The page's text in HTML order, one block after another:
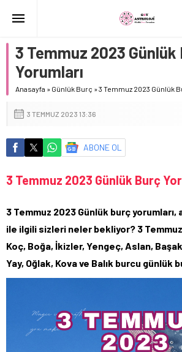
3 Temmuz 2023 Günlük
Yorumları
Anasayfa » Günlük Burç »3 Temmuz 2023 Günlük
3 TEMMUZ 2023 13:36
ABONE OL
3 Temmuz 2023 Günlük Burç
3 Temmuz 2023 Günlük burç yorumları,
ile ilgili sizleri neler bekliyor? 3
Koç, Boğa, İkizler, Yengeç, Aslan,
Yay, Oğlak, Kova ve Balık burcu günlük